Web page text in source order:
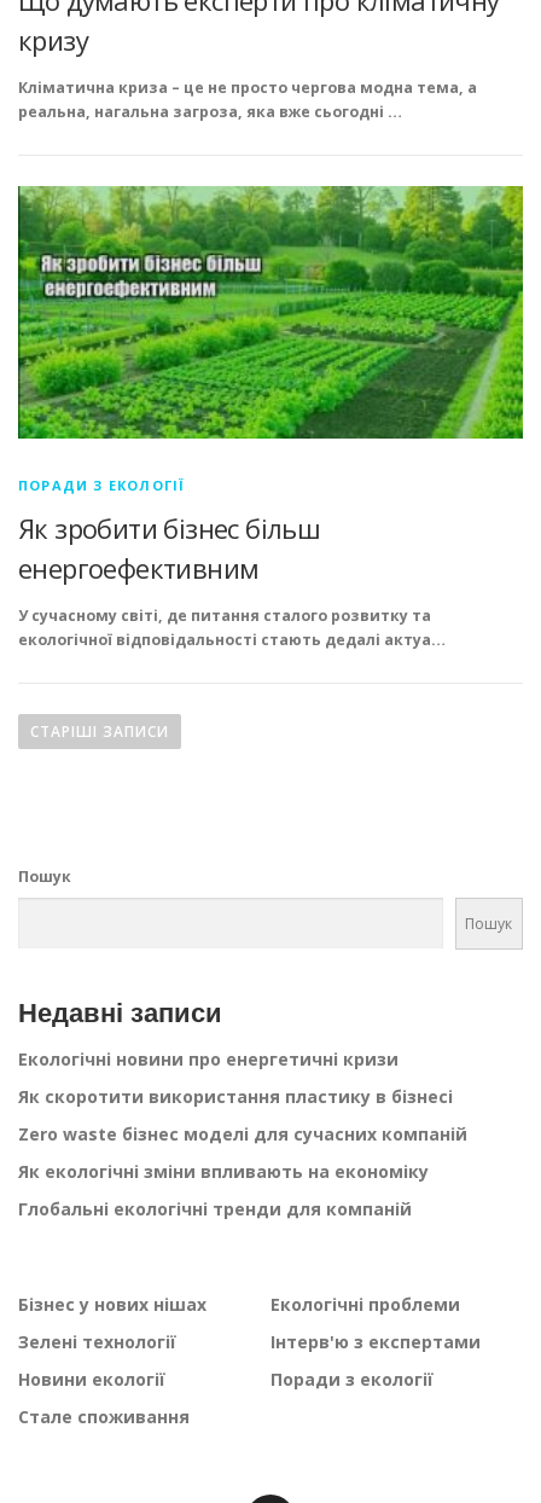
кризу
Кліматична криза – це не просто чергова модна тема, а
реальна, нагальна загроза, яка вже сьогодні …
ПОРАДИ З ЕКОЛОГІЇ
Як зробити бізнес більш
енергоефективним
У сучасному світі, де питання сталого розвитку та
екологічної відповідальності стають дедалі актуа…
ц
а
и
с
і
в
СТАРІШІ ЗАПИСИ
Пошук
Пошук
Недавні записи
Екологічні новини про енергетичні кризи
Як скоротити використання пластику в бізнесі
Zero waste бізнес моделі для сучасних компаній
Як екологічні зміни впливають на економіку
Глобальні екологічні тренди для компаній
Бізнес у нових нішах
Екологічні проблеми
Зелені технології
Інтерв'ю з експертами
Новини екології
Поради з екології
Стале споживання